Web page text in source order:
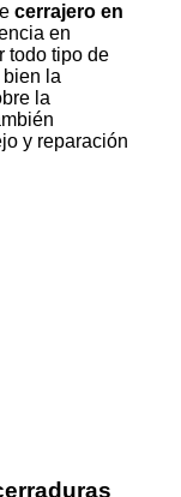
cerrajero en
en
todo tipo de
la
la
y reparación